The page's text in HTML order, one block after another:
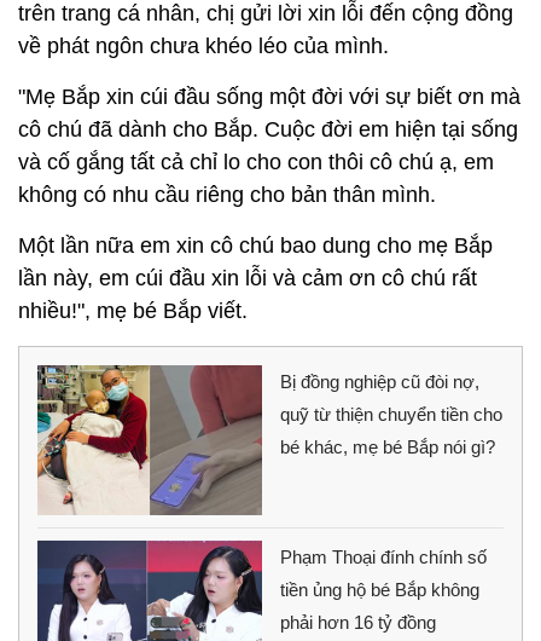
trên trang cá nhân, chị gửi lời xin lỗi đến cộng đồng
về phát ngôn chưa khéo léo của mình.
"Mẹ Bắp xin cúi đầu sống một đời với sự biết ơn mà
cô chú đã dành cho Bắp. Cuộc đời em hiện tại sống
và cố gắng tất cả chỉ lo cho con thôi cô chú ạ, em
không có nhu cầu riêng cho bản thân mình.
Một lần nữa em xin cô chú bao dung cho mẹ Bắp
lần này, em cúi đầu xin lỗi và cảm ơn cô chú rất
nhiều!", mẹ bé Bắp viết.
Bị đồng nghiệp cũ đòi nợ,
quỹ từ thiện chuyển tiền cho
bé khác, mẹ bé Bắp nói gì?
Phạm Thoại đính chính số
tiền ủng hộ bé Bắp không
phải hơn 16 tỷ đồng